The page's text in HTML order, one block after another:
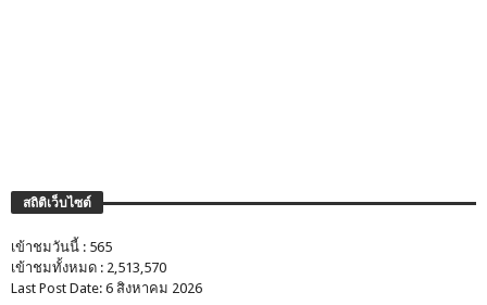
สถิติเว็บไซต์
เข้าชมวันนี้ : 565
เข้าชมทั้งหมด : 2,513,570
Last Post Date: 6 สิงหาคม 2026